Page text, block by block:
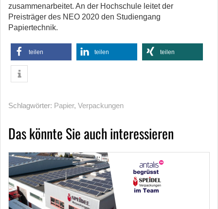
zusammenarbeitet. An der Hochschule leitet der
Preisträger des NEO 2020 den Studiengang
Papiertechnik.
teilen teilen teilen
Schlagwörter: Papier, Verpackungen
Das könnte Sie auch interessieren